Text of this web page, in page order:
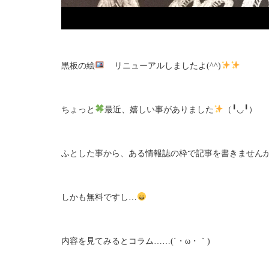
黒板の絵 リニューアルしましたよ(^^)
ちょっと 最近、嬉しい事がありました （╹◡╹）
ふとした事から、ある情報誌の枠で記事を書きません
しかも無料ですし…
内容を見てみるとコラム……(´・ω・｀)